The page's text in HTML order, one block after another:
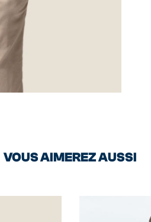
VOUS AIMEREZ AUSSI